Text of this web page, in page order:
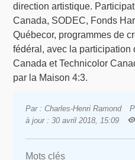
direction artistique.
Canada, SODEC, Fonds
Québecor, programmes de
fédéral, avec la participation
Canada et Technicolor
par la Maison 4:3.
Par : Charles-Henri Ramond
à jour : 30 avril 2018, 15:09
Mots clés